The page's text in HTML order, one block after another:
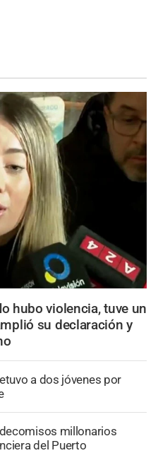
hubo violencia, tuve un
su declaración y
a dos jóvenes por
millonarios
del Puerto